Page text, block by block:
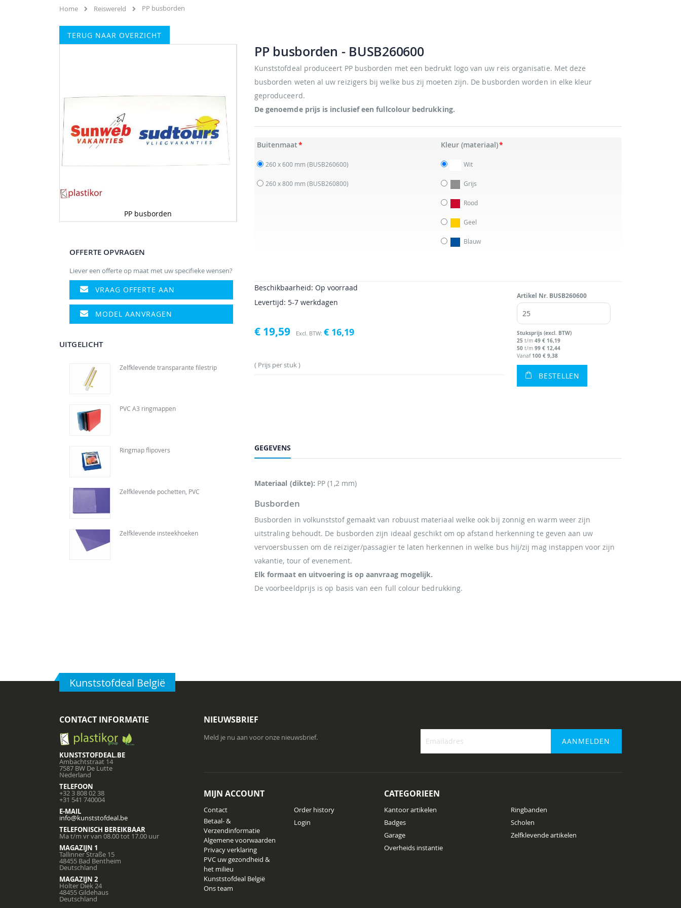
Home Reiswereld PP busborden
TERUG NAAR OVERZICHT
afbeeldingen-
gallerij
PP busborden
begin
afbeeldingen-
PP busborden - BUSB260600
Kunststofdeal produceert PP busborden met een bedrukt logo van uw reis organisatie. Met deze
busborden weten al uw reizigers bij welke bus zij moeten zijn. De busborden worden in elke kleur
geproduceerd.
De genoemde prijs is inclusief een fullcolour bedrukking.
Buitenmaat
260 x 600 mm(BUSB260600)
260 x 800 mm(BUSB260800)
Kleur (materiaal)
Wit
Grijs
Rood
Geel
Blauw
Beschikbaarheid: Op voorraad
Levertijd: 5-7 werkdagen
€ 19,59 € 16,19
Prijs per stuk
Artikel Nr. BUSB260600
Stuksprijs (excl. BTW)
25t/m 49 € 16,19
50t/m 99 € 12,44
Vanaf 100 € 9,38
BESTELLEN
GEGEVENS
Materiaal (dikte): PP (1,2 mm)
Busborden
Busborden in volkunststof gemaakt van robuust materiaal welke ook bij zonnig en warm weer zijn
uitstraling behoudt. De busborden zijn ideaal geschikt om op afstand herkenning te geven aan uw
vervoersbussen om de reiziger/passagier te laten herkennen in welke bus hij/zij mag instappen voor zijn
vakantie, tour of evenement.
Elk formaat en uitvoering is op aanvraag mogelijk.
De voorbeeldprijs is op basis van een full colour bedrukking.
OFFERTE OPVRAGEN
Liever een offerte op maat met uw specifieke wensen?
VRAAG OFFERTE AAN
MODEL AANVRAGEN
UITGELICHT
Zelfklevende transparante filestrip
PVC A3 ringmappen
Ringmap flipovers
Zelfklevende pochetten, PVC
Zelfklevende insteekhoeken
Kunststofdeal België
CONTACT INFORMATIE
KUNSTSTOFDEAL.BE
Ambachtstraat 14
7587 BW De Lutte
Nederland
TELEFOON
+32 3 808 02 38
+31 541 740004
E-MAIL
info@kunststofdeal.be
TELEFONISCH BEREIKBAAR
Ma t/m vr van 08.00 tot 17.00 uur
MAGAZIJN 1
Tallinner Straße 15
48455 Bad Bentheim
Deutschland
MAGAZIJN 2
Holter Diek 24
48455 Gildehaus
Deutschland
NIEUWSBRIEF
Meld je nu aan voor onze nieuwsbrief.
nieuwsbrief
AANMELDEN
MIJN ACCOUNT
Contact
Betaal- &
Verzendinformatie
Algemene voorwaarden
Privacy verklaring
PVC uw gezondheid &
het milieu
Kunststofdeal België
Ons team
Order history
Login
CATEGORIEEN
Kantoor artikelen
Badges
Garage
Overheids instantie
Ringbanden
Scholen
Zelfklevende artikelen